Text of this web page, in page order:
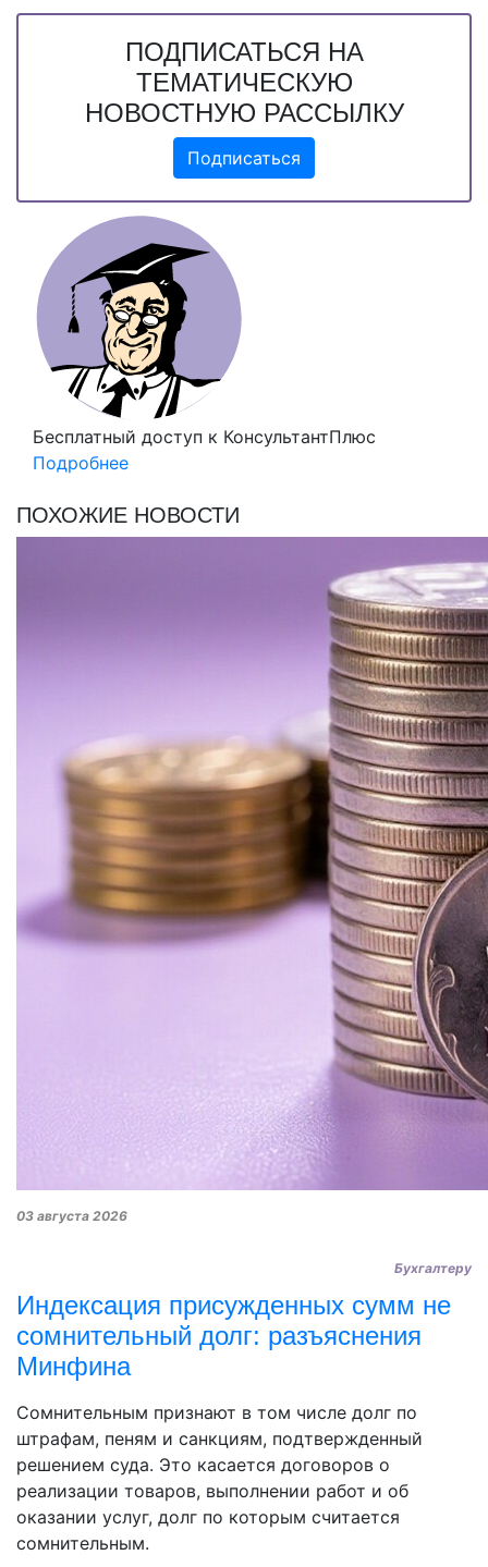
ПОДПИСАТЬСЯ НА
ТЕМАТИЧЕСКУЮ
НОВОСТНУЮ РАССЫЛКУ
Подписаться
Бесплатный доступ к КонсультантПлюс
Подробнее
ПОХОЖИЕ НОВОСТИ
03 августа 2026
Бухгалтеру
Индексация присужденных сумм не
сомнительный долг: разъяснения
Минфина
Сомнительным признают в том числе долг по
штрафам, пеням и санкциям, подтвержденный
решением суда. Это касается договоров о
реализации товаров, выполнении работ и об
оказании услуг, долг по которым считается
сомнительным.